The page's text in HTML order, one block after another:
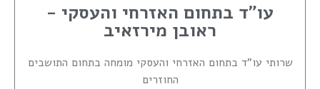
עו"ד בתחום האזרחי והעסקי -
ראובן מירזאיב
שרותי עו"ד בתחום האזרחי והעסקי מומחה בתחום התושבים
החוזרים